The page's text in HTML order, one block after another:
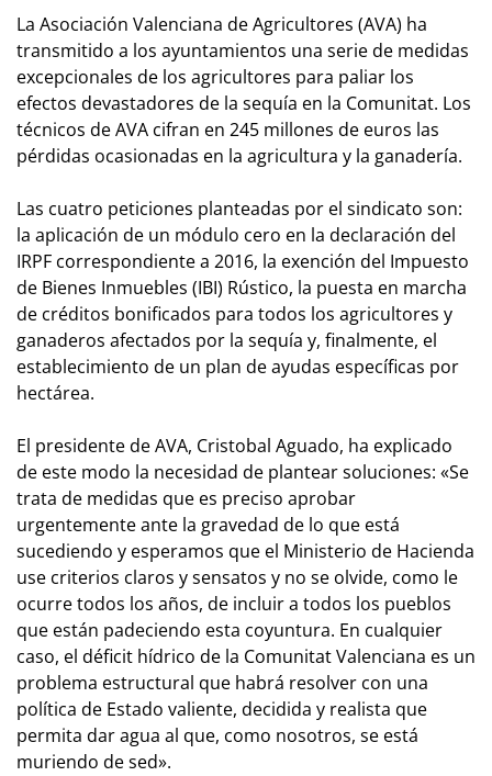
La Asociación Valenciana de Agricultores (AVA) ha
transmitido a los ayuntamientos una serie de medidas
excepcionales de los agricultores para paliar los
efectos devastadores de la sequía en la Comunitat. Los
técnicos de AVA cifran en 245 millones de euros las
pérdidas ocasionadas en la agricultura y la ganadería.
Las cuatro peticiones planteadas por el sindicato son:
la aplicación de un módulo cero en la declaración del
IRPF correspondiente a 2016, la exención del Impuesto
de Bienes Inmuebles (IBI) Rústico, la puesta en marcha
de créditos bonificados para todos los agricultores y
ganaderos afectados por la sequía y, finalmente, el
establecimiento de un plan de ayudas específicas por
hectárea.
El presidente de AVA, Cristobal Aguado, ha explicado
de este modo la necesidad de plantear soluciones: «Se
trata de medidas que es preciso aprobar
urgentemente ante la gravedad de lo que está
sucediendo y esperamos que el Ministerio de Hacienda
use criterios claros y sensatos y no se olvide, como le
ocurre todos los años, de incluir a todos los pueblos
que están padeciendo esta coyuntura. En cualquier
caso, el déficit hídrico de la Comunitat Valenciana es un
problema estructural que habrá resolver con una
política de Estado valiente, decidida y realista que
permita dar agua al que, como nosotros, se está
muriendo de sed».